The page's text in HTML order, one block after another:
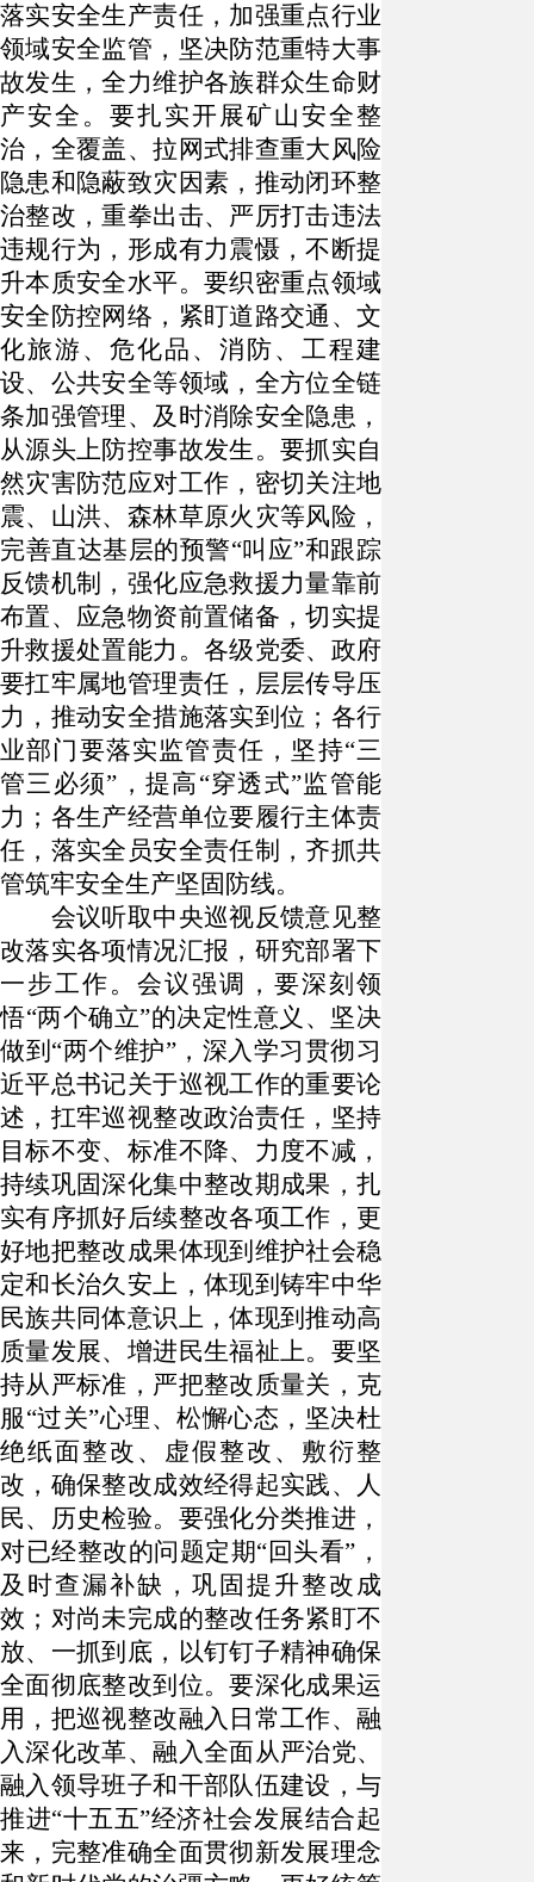
落实安全生产责任，加强重点行业
领域安全监管，坚决防范重特大事
故发生，全力维护各族群众生命财
产安全。要扎实开展矿山安全整
治，全覆盖、拉网式排查重大风险
隐患和隐蔽致灾因素，推动闭环整
治整改，重拳出击、严厉打击违法
违规行为，形成有力震慑，不断提
升本质安全水平。要织密重点领域
安全防控网络，紧盯道路交通、文
化旅游、危化品、消防、工程建
设、公共安全等领域，全方位全链
条加强管理、及时消除安全隐患，
从源头上防控事故发生。要抓实自
然灾害防范应对工作，密切关注地
震、山洪、森林草原火灾等风险，
完善直达基层的预警“叫应”和跟踪
反馈机制，强化应急救援力量靠前
布置、应急物资前置储备，切实提
升救援处置能力。各级党委、政府
要扛牢属地管理责任，层层传导压
力，推动安全措施落实到位；各行
业部门要落实监管责任，坚持“三
管三必须”，提高“穿透式”监管能
力；各生产经营单位要履行主体责
任，落实全员安全责任制，齐抓共
管筑牢安全生产坚固防线。
会议听取中央巡视反馈意见整
改落实各项情况汇报，研究部署下
一步工作。会议强调，要深刻领
悟“两个确立”的决定性意义、坚决
做到“两个维护”，深入学习贯彻习
近平总书记关于巡视工作的重要论
述，扛牢巡视整改政治责任，坚持
目标不变、标准不降、力度不减，
持续巩固深化集中整改期成果，扎
实有序抓好后续整改各项工作，更
好地把整改成果体现到维护社会稳
定和长治久安上，体现到铸牢中华
民族共同体意识上，体现到推动高
质量发展、增进民生福祉上。要坚
持从严标准，严把整改质量关，克
服“过关”心理、松懈心态，坚决杜
绝纸面整改、虚假整改、敷衍整
改，确保整改成效经得起实践、人
民、历史检验。要强化分类推进，
对已经整改的问题定期“回头看”，
及时查漏补缺，巩固提升整改成
效；对尚未完成的整改任务紧盯不
放、一抓到底，以钉钉子精神确保
全面彻底整改到位。要深化成果运
用，把巡视整改融入日常工作、融
入深化改革、融入全面从严治党、
融入领导班子和干部队伍建设，与
推进“十五五”经济社会发展结合起
来，完整准确全面贯彻新发展理念